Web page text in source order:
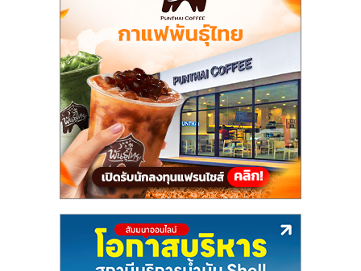
แฟ
ไชส์,
รวม
แฟ